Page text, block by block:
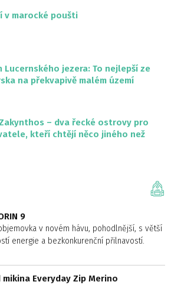
v marocké poušti
Lucernského jezera: To nejlepší ze
na překvapivě malém území
– dva řecké ostrovy pro
kteří chtějí něco jiného než
9
v novém hávu, pohodlnější, s větší
energie a bezkonkurenční přilnavostí.
mikina Everyday Zip Merino